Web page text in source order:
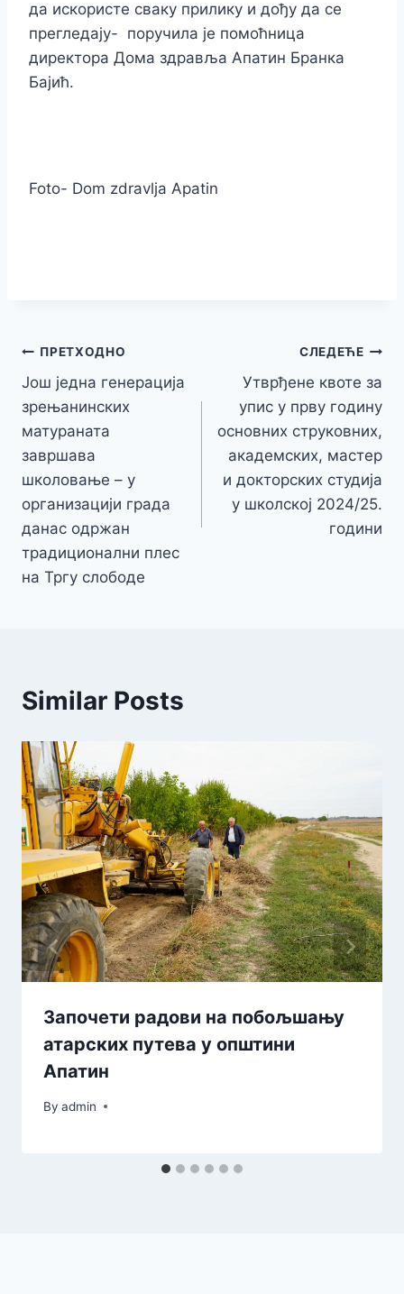
да искористе сваку прилику и дођу да се
прегледају- поручила је помоћница
директора Дома здравља Апатин Бранка
Бајић.
Foto- Dom zdravlja Apatin
Кретање
чланка
ПРЕТХОДНО
Још једна генерација
зрењанинских
матураната
завршава
школовање – у
организацији града
данас одржан
традиционални плес
на Тргу слободе
СЛЕДЕЋЕ
Утврђене квоте за
упис у прву годину
основних струковних,
академских, мастер
и докторских студија
у школској 2024/25.
години
Similar Posts
Започети радови на побољшању
атарских путева у општини
Апатин
By admin